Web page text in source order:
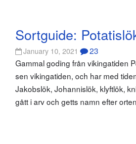
Sortguide:
January 10, 2021 23
Gammal goding från vikingatiden
sen vikingatiden, och har med
Jakobslök, Johannislök, klyftlök,
gått i arv och getts namn efter